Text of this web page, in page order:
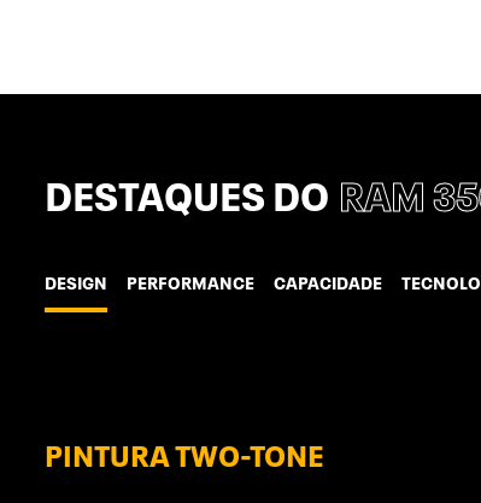
DESTAQUES DO RAM
DESIGN PERFORMANCE CAPACIDADE
PINTURA TWO-TONE